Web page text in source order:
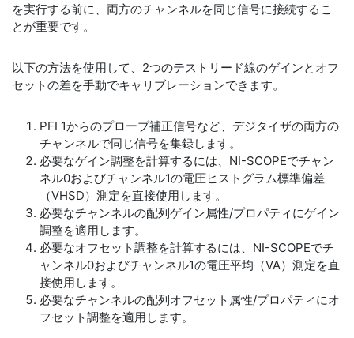
を実行する前に、両方のチャンネルを同じ信号に接続するこ
とが重要です。
以下の方法を使用して、2つのテストリード線のゲインとオフ
セットの差を手動でキャリブレーションできます。
PFI 1からのプローブ補正信号など、デジタイザの両方の
チャンネルで同じ信号を集録します。
必要なゲイン調整を計算するには、NI-SCOPEでチャン
ネル0およびチャンネル1の電圧ヒストグラム標準偏差
（VHSD）測定を直接使用します。
必要なチャンネルの配列ゲイン属性/プロパティにゲイン
調整を適用します。
必要なオフセット調整を計算するには、NI-SCOPEでチ
ャンネル0およびチャンネル1の電圧平均（VA）測定を直
接使用します。
必要なチャンネルの配列オフセット属性/プロパティにオ
フセット調整を適用します。